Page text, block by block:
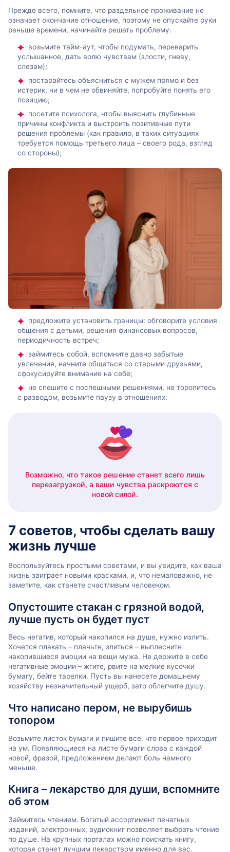
Прежде всего, помните, что раздельное проживание не
означает окончание отношение, поэтому не опускайте руки
раньше времени, начинайте решать проблему:
возьмите тайм-аут, чтобы подумать, переварить
услышанное, дать волю чувствам (злости, гневу,
слезам);
постарайтесь объясниться с мужем прямо и без
истерик, ни в чем не обвиняйте, попробуйте понять его
позицию;
посетите психолога, чтобы выяснить глубинные
причины конфликта и выстроить позитивные пути
решения проблемы (как правило, в таких ситуациях
требуется помощь третьего лица – своего рода, взгляд
со стороны);
предложите установить границы: обговорите условия
общения с детьми, решения финансовых вопросов,
периодичность встреч;
займитесь собой, вспомните давно забытые
увлечения, начните общаться со старыми друзьями,
сфокусируйте внимание на себе;
не спешите с поспешными решениями, не торопитесь
с разводом, возьмите паузу в отношениях.
Возможно, что такое решение станет всего лишь
перезагрузкой, а ваши чувства раскроются с
новой силой.
7 советов, чтобы сделать вашу
жизнь лучше
Воспользуйтесь простыми советами, и вы увидите, как ваша
жизнь заиграет новыми красками, и, что немаловажно, не
заметите, как станете счастливым человеком.
Опустошите стакан с грязной водой,
лучше пусть он будет пуст
Весь негатив, который накопился на душе, нужно излить.
Хочется плакать – плачьте, злиться – выплесните
накопившиеся эмоции на вещи мужа. Не держите в себе
негативные эмоции – жгите, рвите на мелкие кусочки
бумагу, бейте тарелки. Пусть вы нанесете домашнему
хозяйству незначительный ущерб, зато облегчите душу.
Что написано пером, не вырубишь
топором
Возьмите листок бумаги и пишите все, что первое приходит
на ум. Появляющиеся на листе бумаги слова с каждой
новой, фразой, предложением делают боль намного
меньше.
Книга – лекарство для души, вспомните
об этом
Займитесь чтением. Богатый ассортимент печатных
изданий, электронных, аудиокниг позволяет выбрать чтение
по душе. На крупных порталах можно поискать книгу,
которая станет лучшим лекарством именно для вас.